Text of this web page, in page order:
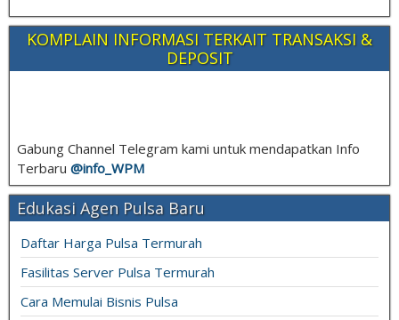
KOMPLAIN INFORMASI TERKAIT TRANSAKSI &
DEPOSIT
Gabung Channel Telegram kami untuk mendapatkan Info
Terbaru @info_ WPM
Edukasi Agen Pulsa Baru
Daftar Harga Pulsa Termurah
Fasilitas Server Pulsa Termurah
Cara Memulai Bisnis Pulsa